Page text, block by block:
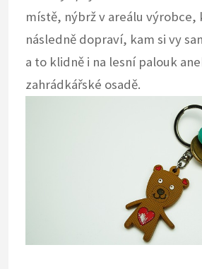
místě, nýbrž v areálu výrobce,
následně dopraví, kam si vy
a to klidně i na lesní palouk
zahrádkářské osadě.